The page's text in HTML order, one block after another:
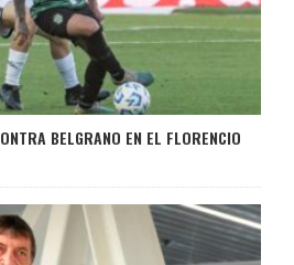
BELGRANO EN EL FLORENCIO